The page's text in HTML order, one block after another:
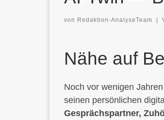
von Redaktion-AnalyseTeam |
Nähe auf
Noch vor wenigen
seinen persönlichen
Gesprächspartner,